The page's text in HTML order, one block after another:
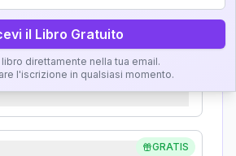
Figlio
GRATIS
il Libro Gratuito
direttamente nella tua email.
l'iscrizione in qualsiasi momento.